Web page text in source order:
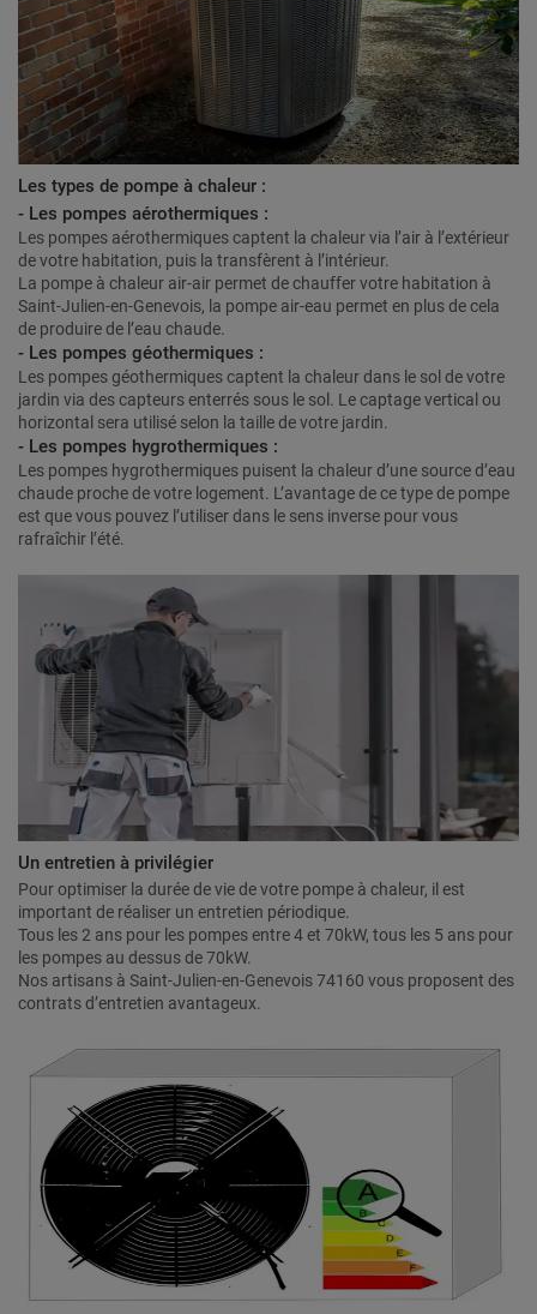
Les types de pompe à chaleur :
- Les pompes aérothermiques :
Les pompes aérothermiques captent la chaleur via l’air à l’extérieur
de votre habitation, puis la transfèrent à l’intérieur.
La pompe à chaleur air-air permet de chauffer votre habitation à
Saint-Julien-en-Genevois, la pompe air-eau permet en plus de cela
de produire de l’eau chaude.
- Les pompes géothermiques :
Les pompes géothermiques captent la chaleur dans le sol de votre
jardin via des capteurs enterrés sous le sol. Le captage vertical ou
horizontal sera utilisé selon la taille de votre jardin.
- Les pompes hygrothermiques :
Les pompes hygrothermiques puisent la chaleur d’une source d’eau
chaude proche de votre logement. L’avantage de ce type de pompe
est que vous pouvez l’utiliser dans le sens inverse pour vous
rafraîchir l’été.
Un entretien à privilégier
Pour optimiser la durée de vie de votre pompe à chaleur, il est
important de réaliser un entretien périodique.
Tous les 2 ans pour les pompes entre 4 et 70kW, tous les 5 ans pour
les pompes au dessus de 70kW.
Nos artisans à Saint-Julien-en-Genevois 74160 vous proposent des
contrats d’entretien avantageux.